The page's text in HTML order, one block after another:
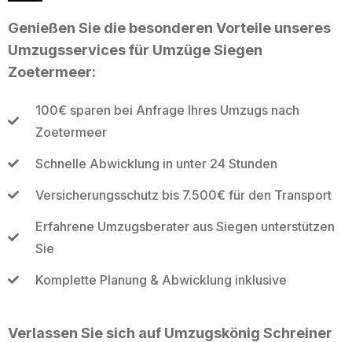
Genießen Sie die besonderen Vorteile unseres
Umzugsservices für Umzüge Siegen
Zoetermeer:
100€ sparen bei Anfrage Ihres Umzugs nach
Zoetermeer
Schnelle Abwicklung in unter 24 Stunden
Versicherungsschutz bis 7.500€ für den Transport
Erfahrene Umzugsberater aus Siegen unterstützen
Sie
Komplette Planung & Abwicklung inklusive
Verlassen Sie sich auf Umzugskönig Schreiner